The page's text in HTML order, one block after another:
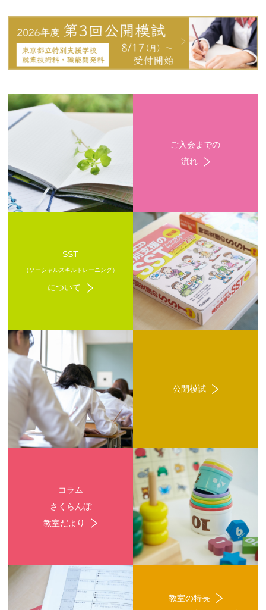
ご入会までの
流れ
SST
（ソーシャルスキルトレーニング）
について
公開模試
コラム
さくらんぼ
教室だより
教室の特長